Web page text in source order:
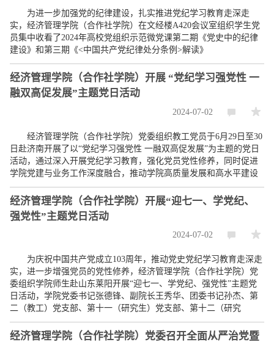
为进一步加强党的纪律建设，扎实推进党纪学习教育走深走
实，经济管理学院（合作社学院）在文经楼A420会议室组织学生党
员集中收看了2024年高校党组织示范微党课第二期《党史中的纪律
建设》和第三期《<中国共产党纪律处分条例>解读》
经济管理学院（合作社学院）开展 “党纪学习强党性 一
融双高促发展”主题党日活动
2024-07-02
经济管理学院（合作社学院）党委组织教工党员于6月29日至30
日赴济南开展了以“党纪学习强党性 一融双高促发展”为主题的党日
活动，通过深入开展党纪学习教育，强化党员党性修养，同时促进
学院党建与业务工作深度融合，推动学院高质量发展和高水平建设
经济管理学院（合作社学院）开展“迎七一、学党纪、
强党性”主题党日活动
2024-07-02
为庆祝中国共产党成立103周年，推动党史党纪学习教育走深走
实，进一步增强党员的党性修养，经济管理学院（合作社学院）党
委组织学院师生赴山东莱阳开展“迎七一、学党纪、强党性”主题党
日活动，学院党委书记张德锋、副院长王秀华、团委书记孙杰、第
二（教工）党支部、第十一（研究生）党支部、第十二（研究
经济管理学院（合作社学院）党委召开全面从严治党暨